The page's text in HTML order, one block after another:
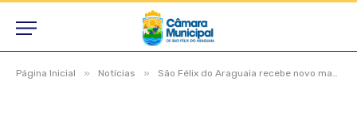
Página Inicial » Notícias » São Félix do Araguaia recebe novo maquinário para reforçar o desenvolvimento do município